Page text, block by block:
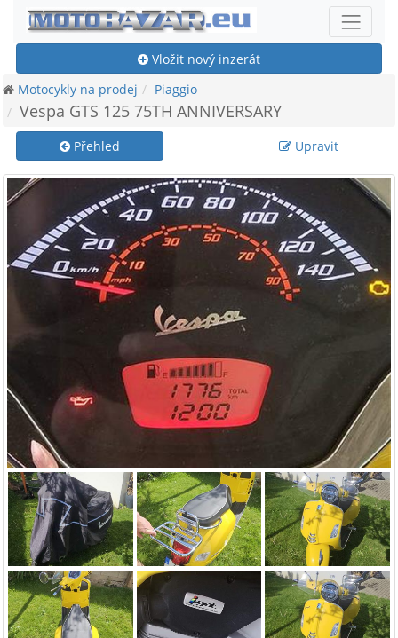
Vložit nový inzerát
Motocykly na prodej
Piaggio
Vespa GTS 125 75TH ANNIVERSARY
Přehled Upravit